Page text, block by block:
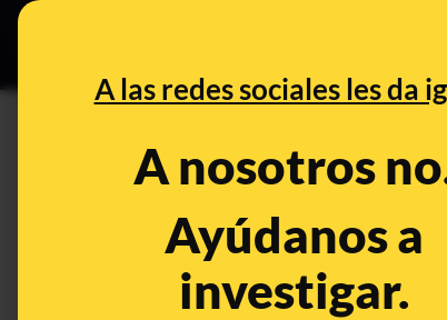
A las redes sociales les da
A nosotros
Ayúdanos a
investigar.
¿Qué deben hacer los
coronavirus si viven con
también podrían estar
Mar 21, 2020, 9:05:00 AM